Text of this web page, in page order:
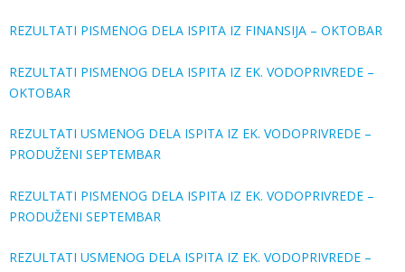
REZULTATI PISMENOG DELA ISPITA IZ FINANSIJA – OKTOBAR
REZULTATI PISMENOG DELA ISPITA IZ EK. VODOPRIVREDE –
OKTOBAR
REZULTATI USMENOG DELA ISPITA IZ EK. VODOPRIVREDE –
PRODUŽENI SEPTEMBAR
REZULTATI PISMENOG DELA ISPITA IZ EK. VODOPRIVREDE –
PRODUŽENI SEPTEMBAR
REZULTATI USMENOG DELA ISPITA IZ EK. VODOPRIVREDE –